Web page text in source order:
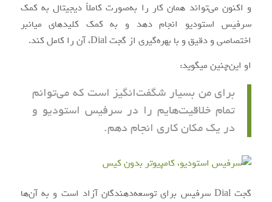
و اکنون می‌تواند همان کار را به‌صورت کاملاً دیجیتال به کمک
سرفیس استودیو انجام دهد و به کمک کلیدهای میانبر
اختصاصی و دقیق و با بهره‌گیری از گجت Dial، آن را کامل کند.
او این‌چنین میگوید:
برای من بسیار شگفت‌انگیز است که می‌توانم
تمام خلاقیت‌هایم را در سرفیس استودیو و
در یک مکان کاری انجام دهم.
گجت Dial سرفیس برای توسعه‌دهندگان آزاد است و به آن‌ها